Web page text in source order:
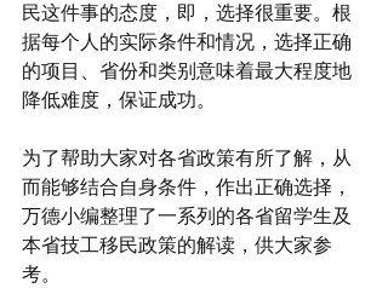
民这件事的态度，即，选择很重要。根
据每个人的实际条件和情况，选择正确
的项目、省份和类别意味着最大程度地
降低难度，保证成功。
为了帮助大家对各省政策有所了解，从
而能够结合自身条件，作出正确选择，
万德小编整理了一系列的各省留学生及
本省技工移民政策的解读，供大家参
考。